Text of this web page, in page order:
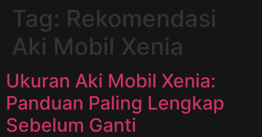
Tag: Rekomendasi
Aki Mobil Xenia
Ukuran Aki Mobil Xenia:
Panduan Paling Lengkap
Sebelum Ganti